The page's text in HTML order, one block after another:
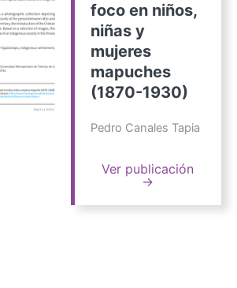
foco en niños,
niñas y
mujeres
mapuches
(1870-1930)
Pedro Canales Tapia
Ver publicación
→